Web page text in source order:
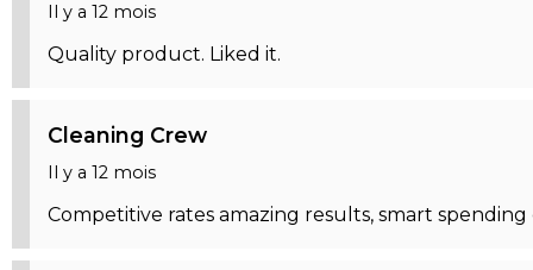
Il y a 12 mois
Quality product. Liked it.
Cleaning Crew
Il y a 12 mois
Competitive rates amazing results, smart